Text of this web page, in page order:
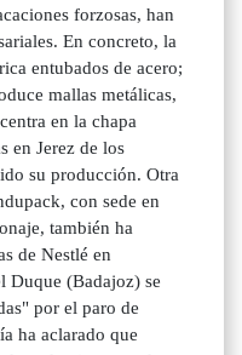
forzosas, han
En concreto, la
entubados de acero;
mallas metálicas,
en la chapa
en Jerez de los
su producción. Otra
con sede en
también ha
de Nestlé en
Duque (Badajoz) se
por el paro de
ha aclarado que